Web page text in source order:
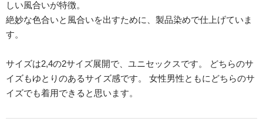
しい風合いが特徴。
絶妙な色合いと風合いを出すために、製品染めで仕上げていま
す。
サイズは2,4の2サイズ展開で、ユニセックスです。 どちらのサ
イズもゆとりのあるサイズ感です。 女性男性ともにどちらのサ
イズでも着用できると思います。